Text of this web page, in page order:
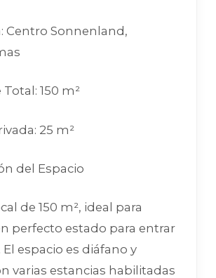
Centro Sonnenland,
150 m²
25 m²
del Espacio
de 150 m², ideal para
perfecto estado para entrar
El espacio es diáfano y
varias estancias habilitadas